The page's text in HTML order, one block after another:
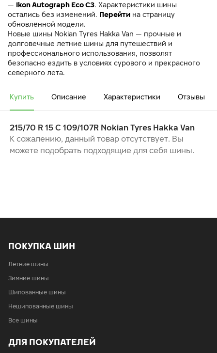
— Ikon Autograph Eco C3. Характеристики шины
остались без изменений. Перейти на страницу
обновлённой модели.
Новые шины Nokian Tyres Hakka Van — прочные и
долговечные летние шины для путешествий и
профессионального использования, позволят
безопасно ездить в условиях сурового и прекрасного
северного лета.
покрытиях. Низкое сопротивление качению
обеспечивает экономию топлива и сокращает вредные
СТАБИЛЬНАЯ, СБАЛАНСИРОВАННАЯ И НАДЕЖНАЯ
УПРАВЛЯЕМОСТЬ В ЛЮБУЮ ПОГОДУ
УЛУЧШЕННОЕ СЦЕПЛЕНИЕ НА МОКРОЙ
Купить Описание Характеристики Отзывы
215/70 R 15 C 109/107R Nokian Tyres Hakka Van
К сожалению, данный товар отсутствует. Вы
можете подобрать подходящие для себя шины.
ПОКУПКА ШИН
Летние шины
Зимние шины
Шипованные шины
Нешипованные шины
Все шины
ДЛЯ ПОКУПАТЕЛЕЙ